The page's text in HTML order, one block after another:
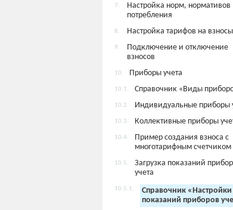
7.
Настройка норм, нормативов
потребления
8. Настройка тарифов на взносы
9.
Подключение и отключение
взносов
10. Приборы учета
10.1. Справочник «Виды
10.2. Индивидуальные приборы
10.3. Коллективные приборы
10.4.
Пример создания взноса с
многотарифным счетчиком
10.5.
Загрузка показаний
учета
10.5.1.
Справочник «Настройки
показаний приборов